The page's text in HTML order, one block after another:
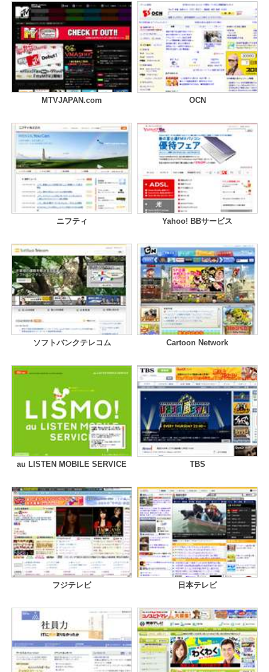
MTVJAPAN.com OCN
ニフティ Yahoo! BBサービス
ソフトバンクテレコム Cartoon Network
au LISTEN MOBILE SERVICE TBS
フジテレビ 日本テレビ